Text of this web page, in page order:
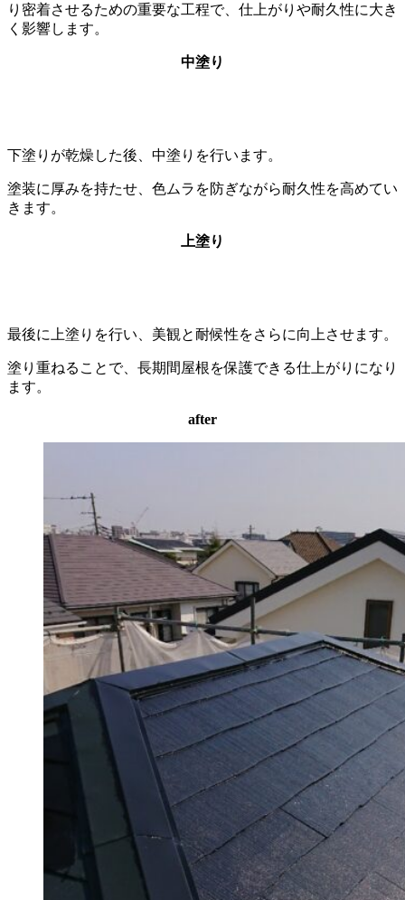
り密着させるための重要な工程で、仕上がりや耐久性に大き
く影響します。
中塗り
下塗りが乾燥した後、中塗りを行います。
塗装に厚みを持たせ、色ムラを防ぎながら耐久性を高めてい
きます。
上塗り
最後に上塗りを行い、美観と耐候性をさらに向上させます。
塗り重ねることで、長期間屋根を保護できる仕上がりになり
ます。
after